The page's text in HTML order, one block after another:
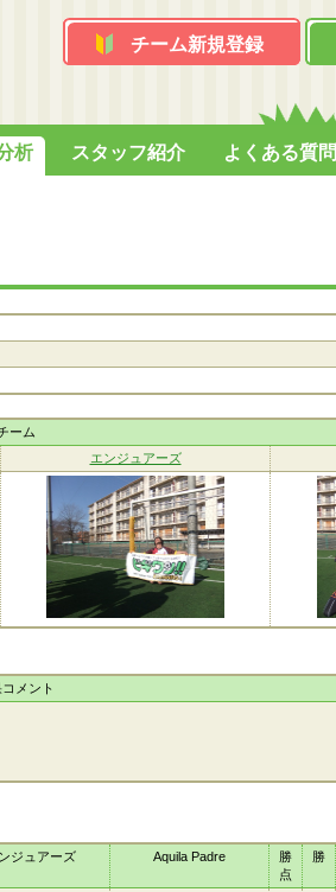
チーム新規登録
析 スタッフ紹介 よくある質問
ーム
エンジュアーズ
メント
ジュアーズ Aquila Padre
勝
点
勝